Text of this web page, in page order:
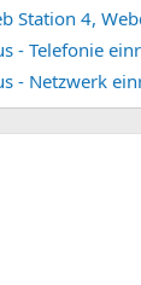
- Telefonie
- Netzwerk